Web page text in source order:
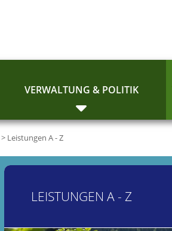
VERWALTUNG & POLITIK
> Leistungen A - Z
LEISTUNGEN A - Z